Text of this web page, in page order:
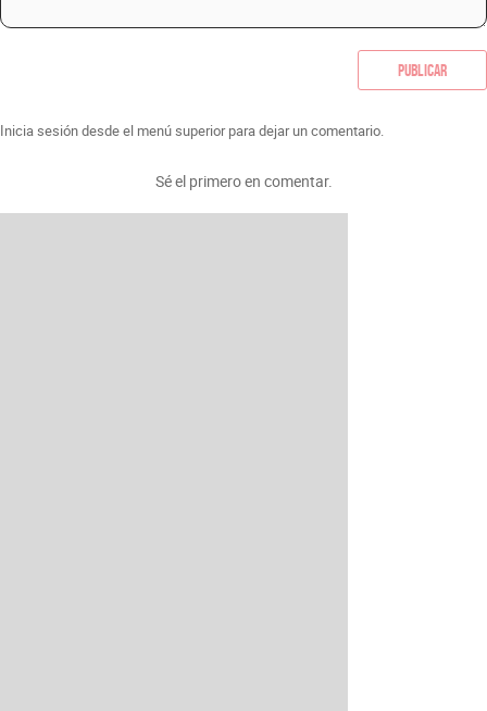
Publicar
Inicia sesión desde el menú superior para dejar un comentario.
Sé el primero en comentar.